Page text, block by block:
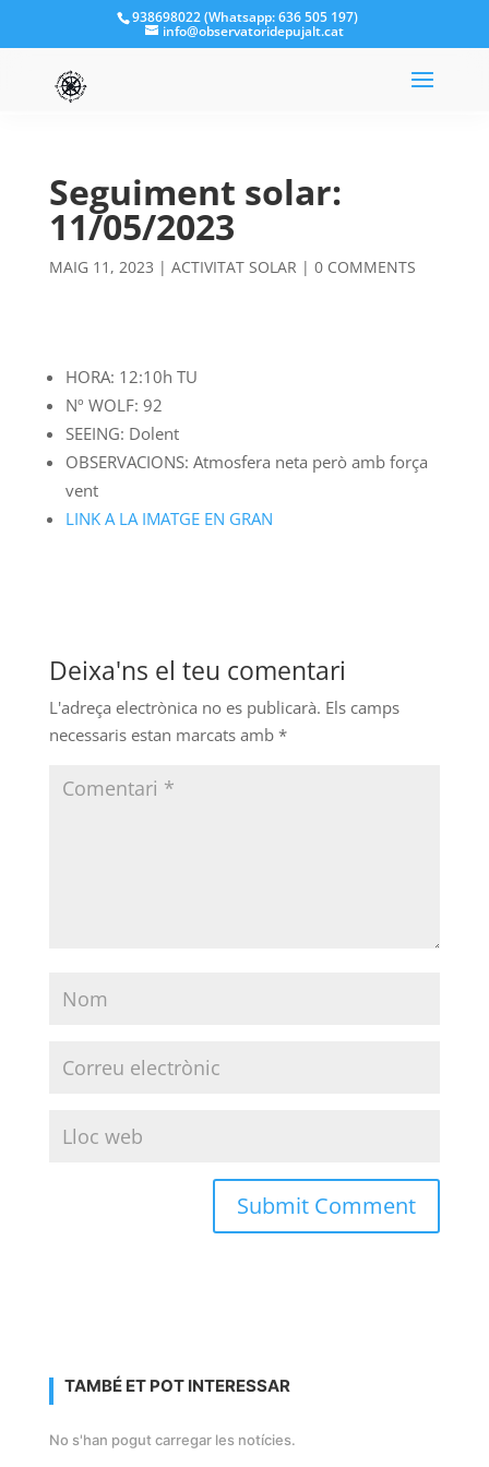
938698022 (Whatsapp: 636 505 197)
info@observatoridepujalt.cat
Seguiment solar:
11/05/2023
MAIG 11, 2023 | ACTIVITAT SOLAR | 0 COMMENTS
HORA: 12:10h TU
Nº WOLF: 92
SEEING: Dolent
OBSERVACIONS: Atmosfera neta però amb força
vent
LINK A LA IMATGE EN GRAN
Deixa'ns el teu comentari
L'adreça electrònica no es publicarà. Els camps
necessaris estan marcats amb *
TAMBÉ ET POT INTERESSAR
No s'han pogut carregar les notícies.